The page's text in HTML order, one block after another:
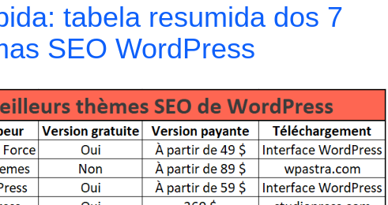
tabela resumida dos 7
SEO WordPress